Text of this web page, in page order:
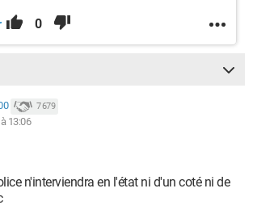
0
7 679
13:06
n'interviendra en l'état ni d'un coté ni de